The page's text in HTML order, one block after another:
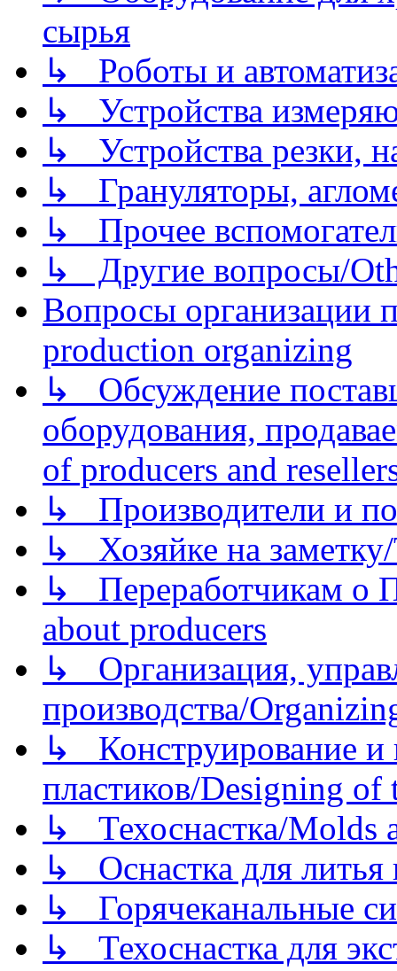
сырья
↳ Роботы и
↳ Устройства
↳ Устройства резки,
↳ Грануляторы,
↳ Прочее
↳ Другие вопросы/
Вопросы организации
production organizing
↳ Обсуждение
оборудования,
of producers and
↳ Производители и
↳ Хозяйке на
↳ Переработчикам о
about producers
↳ Организация,
производства/
↳ Конструирование и
пластиков/Designing of
↳ Техоснастка/Molds
↳ Оснастка для литья
↳ Горячеканальные
↳ Техоснастка для